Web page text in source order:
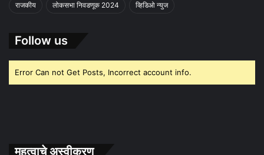
राजकीय लोकसभा निवडणूक 2024 व्हिडिओ न्युज
Follow us
Error Can not Get Posts, Incorrect account info.
महत्वाचे अस्वीकरण